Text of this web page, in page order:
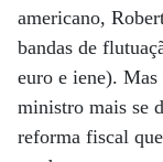
americano,
bandas de
euro e iene).
ministro mais se
reforma fiscal